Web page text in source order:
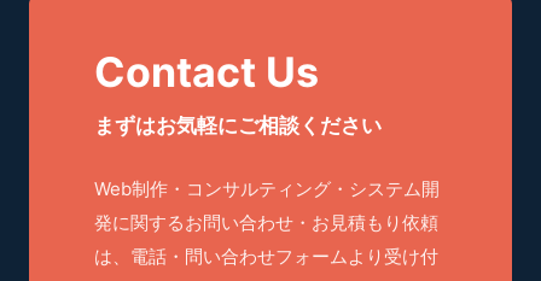
Contact Us
まずはお気軽にご相談ください
Web制作・コンサルティング・システム開
発に関するお問い合わせ・お見積もり依頼
は、電話・問い合わせフォームより受け付